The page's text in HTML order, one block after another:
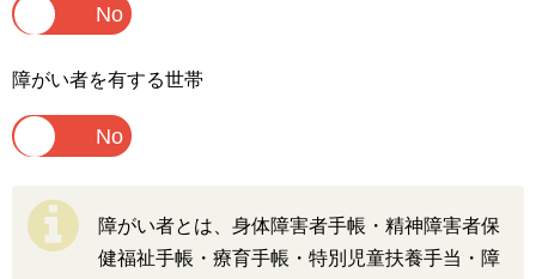
障がい者を有する世帯
障がい者とは、身体障害者手帳・精神障害者保
健福祉手帳・療育手帳・特別児童扶養手当・障